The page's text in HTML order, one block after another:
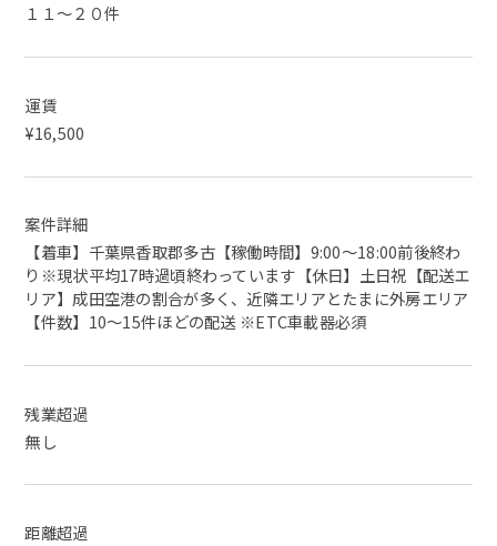
１１～２０件
運賃
¥16,500
案件詳細
【着車】千葉県香取郡多古【稼働時間】9:00〜18:00前後終わ
り※現状平均17時過頃終わっています【休日】土日祝【配送エ
リア】成田空港の割合が多く、近隣エリアとたまに外房エリア
【件数】10〜15件ほどの配送 ※ETC車載器必須
残業超過
無し
距離超過